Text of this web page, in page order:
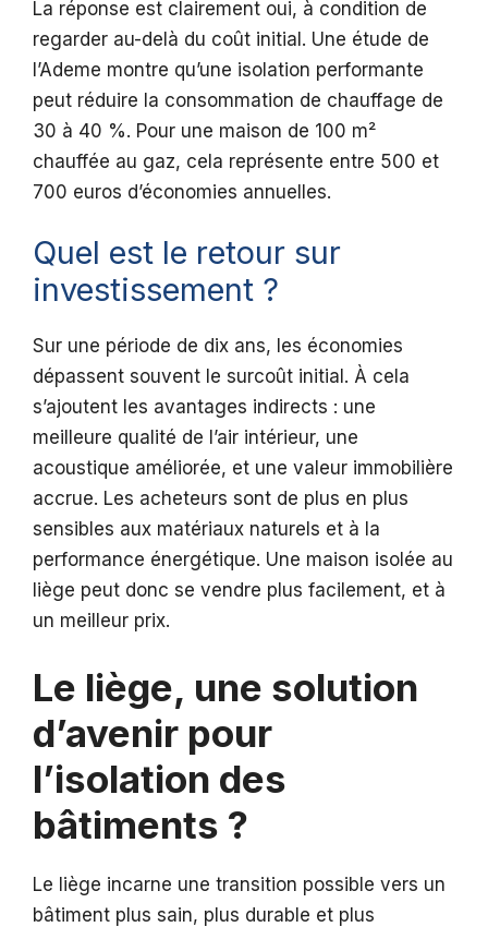
La réponse est clairement oui, à condition de
regarder au-delà du coût initial. Une étude de
l’Ademe montre qu’une isolation performante
peut réduire la consommation de chauffage de
30 à 40 %. Pour une maison de 100 m²
chauffée au gaz, cela représente entre 500 et
700 euros d’économies annuelles.
Quel est le retour sur
investissement ?
Sur une période de dix ans, les économies
dépassent souvent le surcoût initial. À cela
s’ajoutent les avantages indirects : une
meilleure qualité de l’air intérieur, une
acoustique améliorée, et une valeur immobilière
accrue. Les acheteurs sont de plus en plus
sensibles aux matériaux naturels et à la
performance énergétique. Une maison isolée au
liège peut donc se vendre plus facilement, et à
un meilleur prix.
Le liège, une solution
d’avenir pour
l’isolation des
bâtiments ?
Le liège incarne une transition possible vers un
bâtiment plus sain, plus durable et plus